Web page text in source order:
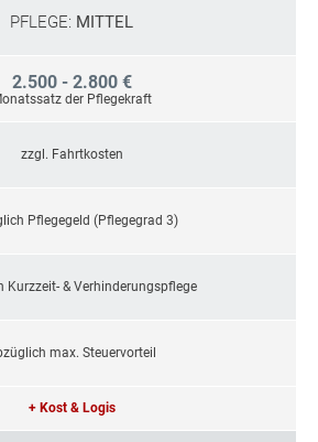
PFLEGE: MITTEL
2.500 - 2.800 €
der Pflegekraft
zzgl. Fahrtkosten
Pflegegeld (Pflegegrad 3)
Kurzzeit- & Verhinderungspflege
max. Steuervorteil
+ Kost & Logis